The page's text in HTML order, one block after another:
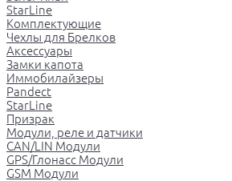
StarLine
Комплектующие
Чехлы для Брелков
Аксессуары
Замки капота
Иммобилайзеры
Pandect
StarLine
Призрак
Модули, реле и датчики
CAN/LIN Модули
GPS/Глонасс Модули
GSM Модули